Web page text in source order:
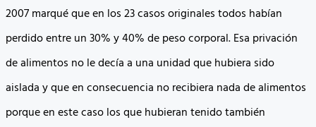
2007 marqué que en los 23 casos originales todos habían
perdido entre un 30% y 40% de peso corporal. Esa privación
de alimentos no le decía a una unidad que hubiera sido
aislada y que en consecuencia no recibiera nada de alimentos
porque en este caso los que hubieran tenido también